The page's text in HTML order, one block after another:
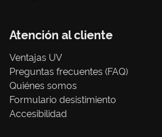
Atención al cliente
Ventajas UV
Preguntas frecuentes (FAQ)
Quiénes somos
Formulario desistimiento
Accesibilidad